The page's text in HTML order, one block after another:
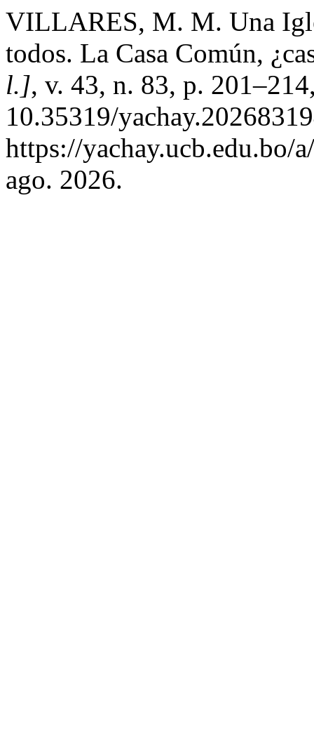
VILLARES, M. M. Una
todos. La Casa Común,
l.], v. 43, n. 83, p.
10.35319/
https://yachay.ucb.edu.bo/
ago. 2026.